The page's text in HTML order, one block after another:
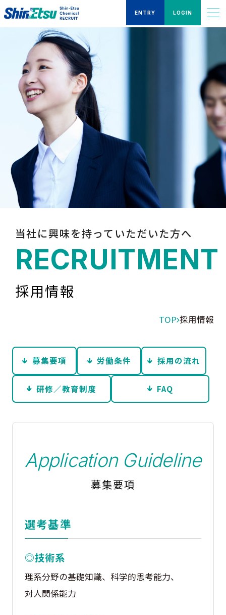
ENTRY LOGIN
当社に興味を持っていただいた方へ
RECRUITMENT
採用情報
TOP 採用情報
募集要項 労働条件 採用の流れ
研修／教育制度 FAQ
Application Guideline
募集要項
選考基準
◎技術系
理系分野の基礎知識、科学的思考能力、
対人関係能力